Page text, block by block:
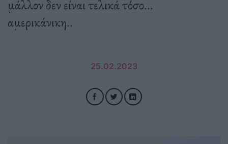
μάλλον δεν είναι τελικά τόσο...
αμερικάνικη..
25.02.2023